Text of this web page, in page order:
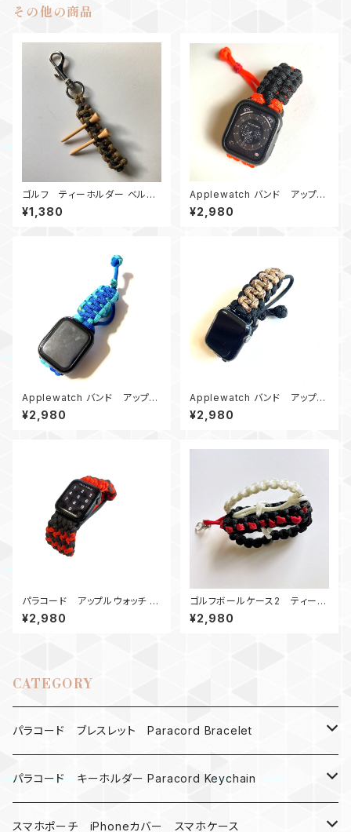
その他の商品
ゴルフ ティーホルダー ベルト
ループ KOD
¥1,380
Applewatch バンド アップル
ウォッチ バンド44_TraitorMM_
赤黒
¥2,980
Applewatch バンド アップル
ウォッチ バンド44_KC_青ターコ
イズブルー
¥2,980
Applewatch バンド アップル
ウォッチ バンド44_AirflowCo
mbat_デザートカモ黒
¥2,980
パラコード アップルウォッチ バ
ンド44_Conquistador2Colo
r_OG
¥2,980
ゴルフボールケース2 ティーホ
ルダー くまモンカラー
¥2,980
CATEGORY
パラコード ブレスレット Paracord Bracelet
MAD MAX
バックル
パラコード キーホルダー Paracord Keychain
ハロウィン
スマホポーチ iPhoneカバー スマホケース